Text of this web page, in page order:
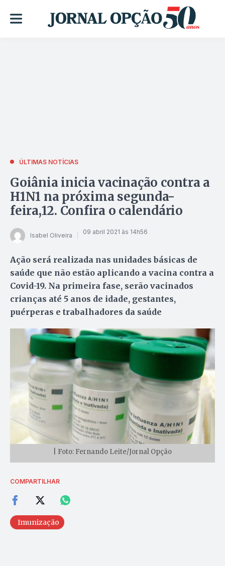
ÚLTIMAS NOTÍCIAS
Goiânia inicia vacinação contra a
H1N1 na próxima segunda-
feira,12. Confira o calendário
Isabel Oliveira 09 abril 2021 às 14h56
Ação será realizada nas unidades básicas de
saúde que não estão aplicando a vacina contra a
Covid-19. Na primeira fase, serão vacinados
crianças até 5 anos de idade, gestantes,
puérperas e trabalhadores da saúde
| Foto: Fernando Leite/Jornal Opção
COMPARTILHAR
Imunização